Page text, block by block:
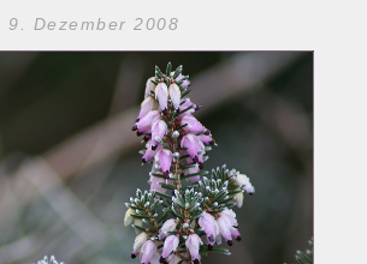
9. Dezember 2008